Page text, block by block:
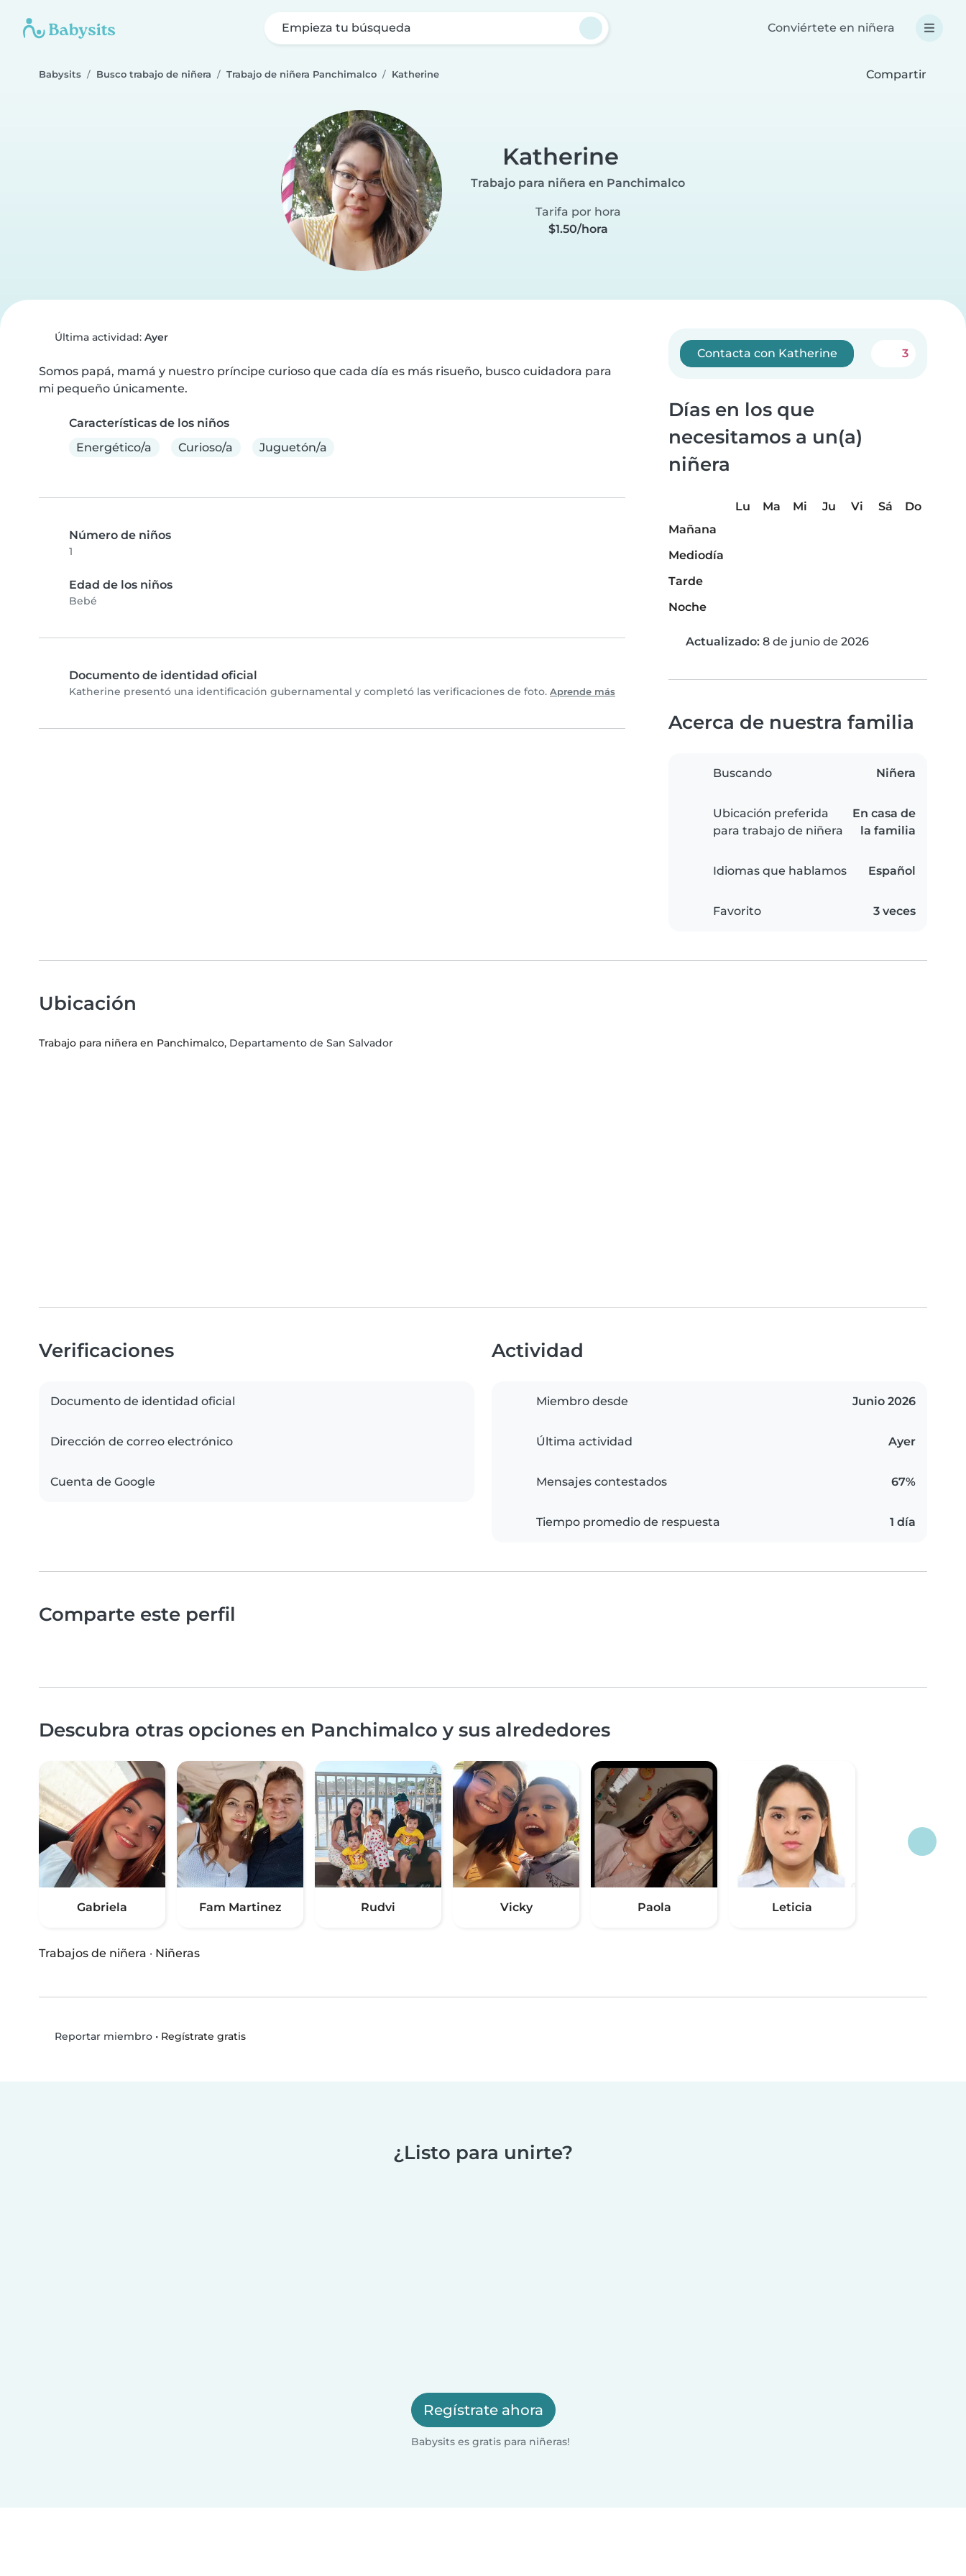
Empieza tu búsqueda Conviértete en niñera
Babysits Busco trabajo de niñera Trabajo de niñera Panchimalco Katherine Compartir
Katherine
Trabajo para niñera en Panchimalco
Tarifa por hora
$1.50/hora
Última actividad: Ayer
Somos papá, mamá y nuestro príncipe curioso que cada día es más risueño, busco cuidadora para
mi pequeño únicamente.
Características de los niños
Energético/a
Curioso/a Juguetón/a
Número de niños
1
Edad de los niños
Bebé
Documento de identidad oficial
Katherine presentó una identificación gubernamental y completó las verificaciones de foto. Aprende más
Contacta con Katherine 3
Días en los que
necesitamos a un(a)
niñera
Lu Ma Mi Ju Vi Sá
Do
Mañana
Mediodía
Tarde
Noche
Actualizado: 8 de junio de 2026
Acerca de nuestra familia
Buscando Niñera
Ubicación preferida
para trabajo de niñera
En casa de
la familia
Idiomas que hablamos Español
Favorito 3 veces
Ubicación
Trabajo para niñera en Panchimalco, Departamento de San Salvador
Verificaciones
Documento de identidad oficial
Dirección de correo electrónico
Cuenta de Google
Actividad
Miembro desde Junio 2026
Última actividad Ayer
Mensajes contestados 67%
Tiempo promedio de respuesta 1 día
Comparte este perfil
Descubra otras opciones en Panchimalco y sus alrededores
Gabriela Fam Martinez Rudvi Vicky Paola Leticia
Trabajos de niñera · Niñeras
Reportar miembro• Regístrate gratis
¿Listo para unirte?
Regístrate ahora
Babysits es gratis para niñeras!